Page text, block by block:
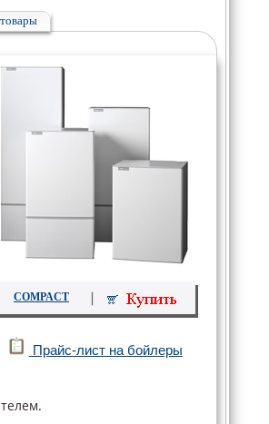
COMPACT
Прайс-лист на бойлеры